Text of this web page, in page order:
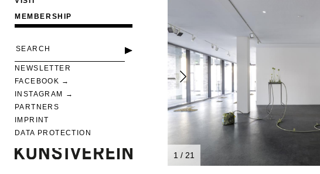
MEMBERSHIP
NEWSLETTER
FACEBOOK
INSTAGRAM
PARTNERS
IMPRINT
DATA PROTECTION
1 / 21